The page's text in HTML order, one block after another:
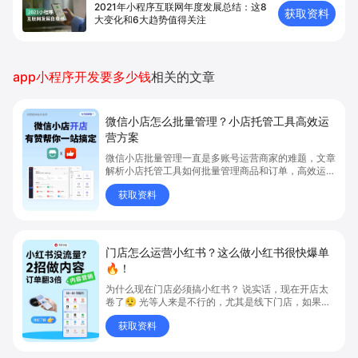
2021年小程序互联网年度发展总结：这8
大变化和6大趋势值得关注
获取资料
app小程序开发要多少钱相关的文章
微信小店怎么批量管理？小店托管工具高效运
营方案
微信小店批量管理一直是多账号运营商家的难题，文章
解析小店托管工具如何批量管理商品和订单，高效运营
多账号微信小店。通过智能同步、AI运营托管和丰富营
销玩法，全面提升门店管理效率。点击了解微信小店批
量管理、高效托管的实用方案！
获取资料
门店怎么运营小红书？这么做小红书很快爆单
🔥！
为什么现在门店必须搞小红书？ 说实话，现在开店太
卷了😮‍💨 光等人来是不行的，尤其是线下门店，如果你
还没开始做小红书，那真的就是“闭着眼放弃客流”🚪
💸 获取资料